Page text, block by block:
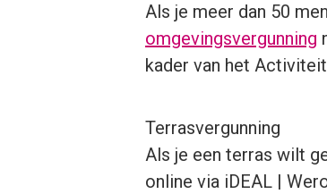
Als je meer dan 50
omgevingsvergunning
kader van het
Terrasvergunning
Als je een terras wilt
online via iDEAL |